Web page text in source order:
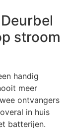
stroom
handig
meer
ontvangers
in huis
batterijen.